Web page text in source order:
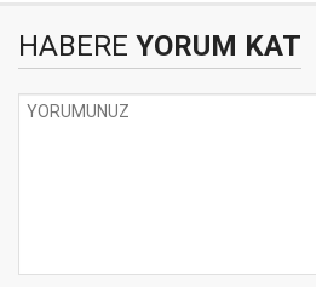
HABERE YORUM KAT